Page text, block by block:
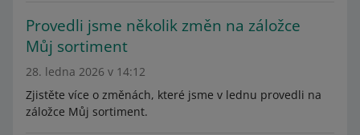
Provedli jsme několik změn na záložce
Můj sortiment
28. ledna 2026 v 14:12
Zjistěte více o změnách, které jsme v lednu provedli na
záložce Můj sortiment.